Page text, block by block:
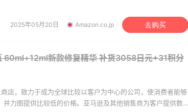
2025年05月20日 Amazon.co.jp 去购买
60ml+12ml新款修复精华补货3058日元+31积分
店，致力于成为全球比较以客户为中心的公司，使消费者能够
力图提供比较低的价格。亚马逊及其他销售商为客户提供数